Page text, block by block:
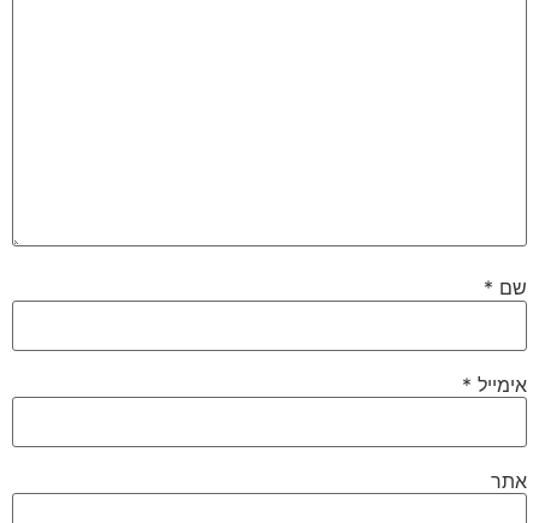
שם *
אימייל *
אתר